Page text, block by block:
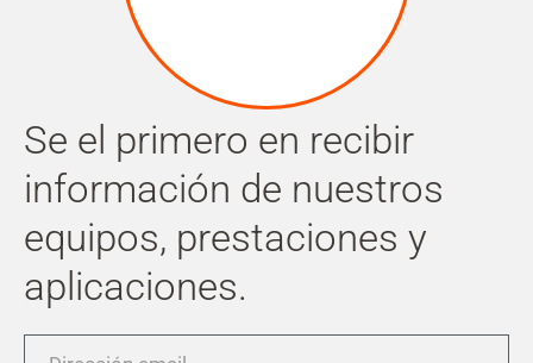
Se el primero en recibir
información de nuestros
equipos, prestaciones y
aplicaciones.